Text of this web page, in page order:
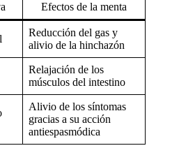
Efectos de la menta
Reducción del gas y
alivio de la hinchazón
Relajación de los
músculos del intestino
Alivio de los síntomas
gracias a su acción
antiespasmódica